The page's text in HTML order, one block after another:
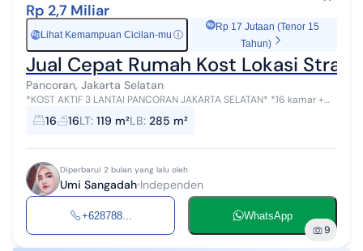
Rp 2,7 Miliar
Rp Lihat Kemampuan Cicilan-mu ⓘ
Rp 17 Jutaan (Tenor 15
Tahun)
Jual Cepat Rumah Kost Lokasi
Pancoran, Jakarta Selatan
*KOST AKTIF 3 LANTAI PANCORAN JAKARTA SELATAN* *16 kamar +
RUKO* - LT 119 m² - fisik 93 - LB 285 m² - akses pruis - shm on hand
- income 19 ju...
16 16LT: 119 m²LB: 285 m²
Diperbarui 2 bulan yang lalu oleh
Umi Sangadah Independen
+628788... WhatsApp
9